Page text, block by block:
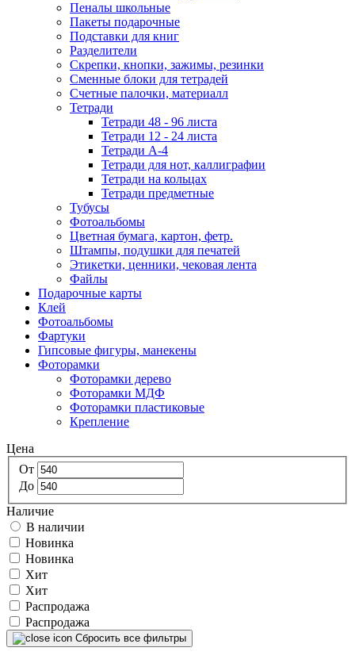
Пеналы школьные
Пакеты подарочные
Подставки для книг
Разделители
Скрепки, кнопки, зажимы, резинки
Сменные блоки для тетрадей
Счетные палочки, материалл
Тетради
Тетради 48 - 96 листа
Тетради 12 - 24 листа
Тетради А-4
Тетради для нот, каллиграфии
Тетради на кольцах
Тетради предметные
Тубусы
Фотоальбомы
Цветная бумага, картон, фетр.
Штампы, подушки для печатей
Этикетки, ценники, чековая лента
Файлы
Подарочные карты
Клей
Фотоальбомы
Фартуки
Гипсовые фигуры, манекены
Фоторамки
Фоторамки дерево
Фоторамки МДФ
Фоторамки пластиковые
Крепление
Цена
От
До
Наличие
В наличии
Новинка
Новинка
Хит
Хит
Распродажа
Распродажа
Сбросить все фильтры